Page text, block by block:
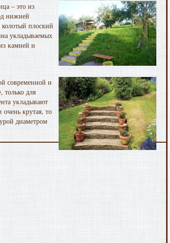
– это из
нижней
плоский
укладываемых
камней и
современной и
для
укладывают
крутая, то
диаметром